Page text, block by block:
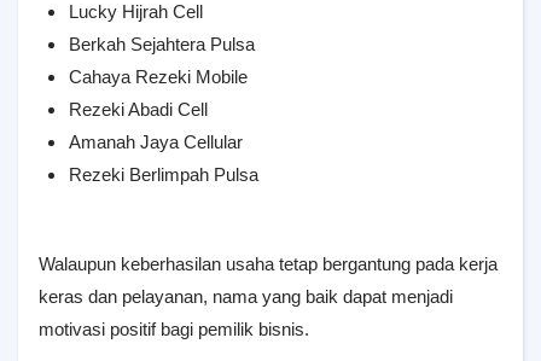
Lucky Hijrah Cell
Berkah Sejahtera Pulsa
Cahaya Rezeki Mobile
Rezeki Abadi Cell
Amanah Jaya Cellular
Rezeki Berlimpah Pulsa
Walaupun keberhasilan usaha tetap bergantung pada kerja
keras dan pelayanan, nama yang baik dapat menjadi
motivasi positif bagi pemilik bisnis.